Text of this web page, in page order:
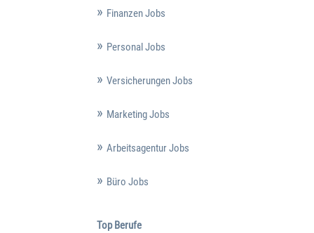
Finanzen Jobs
Personal Jobs
Versicherungen Jobs
Marketing Jobs
Arbeitsagentur Jobs
Büro Jobs
Top Berufe